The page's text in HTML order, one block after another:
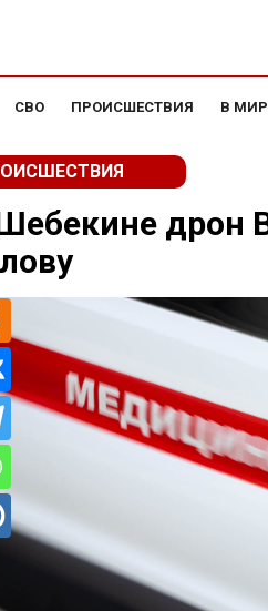
СВО ПРОИСШЕСТВИЯ В
дрон